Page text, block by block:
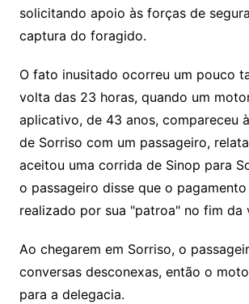
solicitando apoio às forças de
captura do foragido.
O fato inusitado ocorreu um pouco
volta das 23 horas, quando um
aplicativo, de 43 anos, compareceu
de Sorriso com um passageiro,
aceitou uma corrida de Sinop para
o passageiro disse que o pagamento
realizado por sua "patroa" no fim da
Ao chegarem em Sorriso, o
conversas desconexas, então o
para a delegacia.